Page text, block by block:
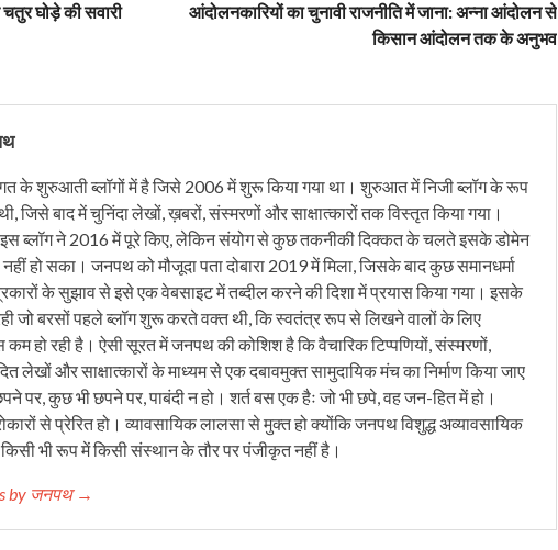
घोड़े की सवारी
आंदोलनकारियों का चुनावी राजनीति में जाना: अन्ना आंदोलन से
किसान आंदोलन तक के अनुभव
के शुरुआती ब्लॉगों में है जिसे 2006 में शुरू किया गया था। शुरुआत में निजी ब्लॉग के रूप
जिसे बाद में चुनिंदा लेखों, ख़बरों, संस्मरणों और साक्षात्कारों तक विस्तृत किया गया।
ब्लॉग ने 2016 में पूरे किए, लेकिन संयोग से कुछ तकनीकी दिक्कत के चलते इसके डोमेन
हो सका। जनपथ को मौजूदा पता दोबारा 2019 में मिला, जिसके बाद कुछ समानधर्मा
के सुझाव से इसे एक वेबसाइट में तब्दील करने की दिशा में प्रयास किया गया। इसके
जो बरसों पहले ब्लॉग शुरू करते वक्त थी, कि स्वतंत्र रूप से लिखने वालों के लिए
कम हो रही है। ऐसी सूरत में जनपथ की कोशिश है कि वैचारिक टिप्पणियों, संस्मरणों,
लेखों और साक्षात्कारों के माध्यम से एक दबावमुक्त सामुदायिक मंच का निर्माण किया जाए
पर, कुछ भी छपने पर, पाबंदी न हो। शर्त बस एक हैः जो भी छपे, वह जन-हित में हो।
से प्रेरित हो। व्यावसायिक लालसा से मुक्त हो क्योंकि जनपथ विशुद्ध अव्यावसायिक
भी रूप में किसी संस्थान के तौर पर पंजीकृत नहीं है।
by जनपथ →